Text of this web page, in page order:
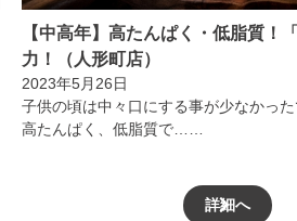
【中高年】高たんぱく・低脂質！
力！（人形町店）
2023年5月26日
子供の頃は中々口にする事が少なかった
高たんぱく、低脂質で……
詳細へ